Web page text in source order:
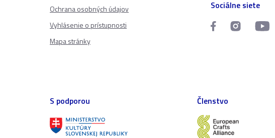
Ochrana osobných údajov
Vyhlásenie o prístupnosti
Mapa stránky
Sociálne siete
S podporou Členstvo